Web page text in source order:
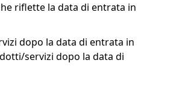
riflette la data di entrata in
dopo la data di entrata in
servizi dopo la data di